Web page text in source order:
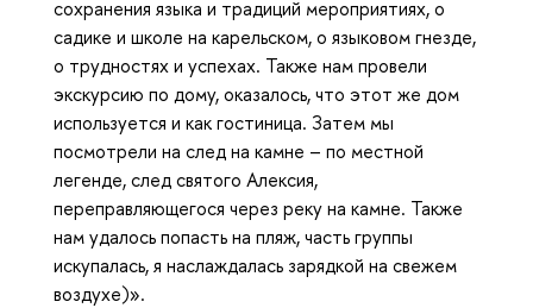
сохранения языка и традиций мероприятиях, о
садике и школе на карельском, о языковом гнезде,
о трудностях и успехах. Также нам провели
экскурсию по дому, оказалось, что этот же дом
используется и как гостиница. Затем мы
посмотрели на след на камне – по местной
легенде, след святого Алексия,
переправляющегося через реку на камне. Также
нам удалось попасть на пляж, часть группы
искупалась, я наслаждалась зарядкой на свежем
воздухе)».